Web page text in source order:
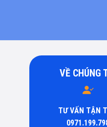
VỀ CHÚNG
TƯ VẤN TẬN